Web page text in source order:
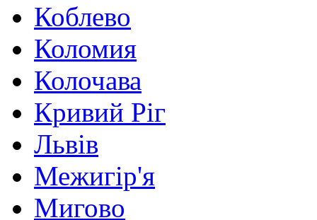
Коблево
Коломия
Колочава
Кривий Ріг
Львів
Межигір'я
Мигово